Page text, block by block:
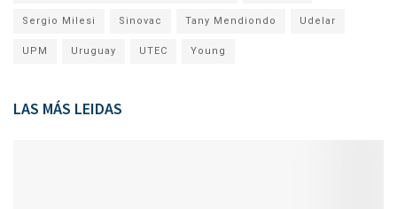
Sergio Milesi Sinovac Tany Mendiondo Udelar
UPM Uruguay UTEC Young
LAS MÁS LEIDAS